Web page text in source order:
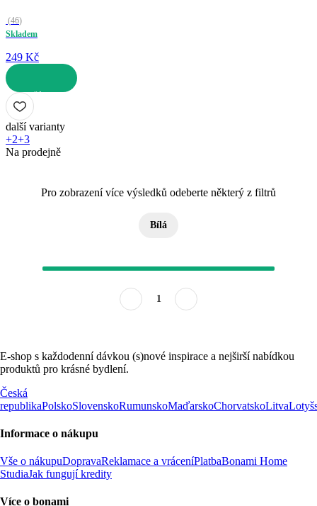
(46)
Skladem
249 Kč
DO KOŠÍKU
další varianty
+2+3
Na prodejně
Pro zobrazení více výsledků odeberte některý z filtrů
Bílá
1
E-shop s každodenní dávkou (s)nové inspirace a nejširší nabídkou
produktů pro krásné bydlení.
Česká
republikaPolskoSlovenskoRumunskoMaďarskoChorvatskoLitva
Informace o nákupu
Vše o nákupuDopravaReklamace a vráceníPlatbaBonami Home
StudiaJak fungují kredity
Více o bonami